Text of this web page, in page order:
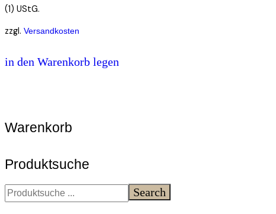
(1) UStG.
zzgl. Versandkosten
in den Warenkorb legen
Warenkorb
Produktsuche
Search